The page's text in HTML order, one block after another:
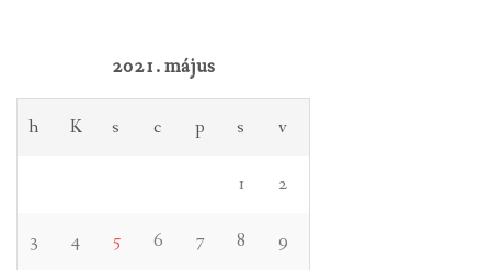
2021. május
h K s c p s v
1 2
3 4 5 6 7 8 9